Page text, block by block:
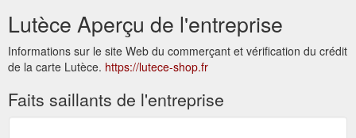
Lutèce Aperçu de l'entreprise
Informations sur le site Web du commerçant et vérification du crédit
de la carte Lutèce. https://lutece-shop.fr
Faits saillants de l'entreprise